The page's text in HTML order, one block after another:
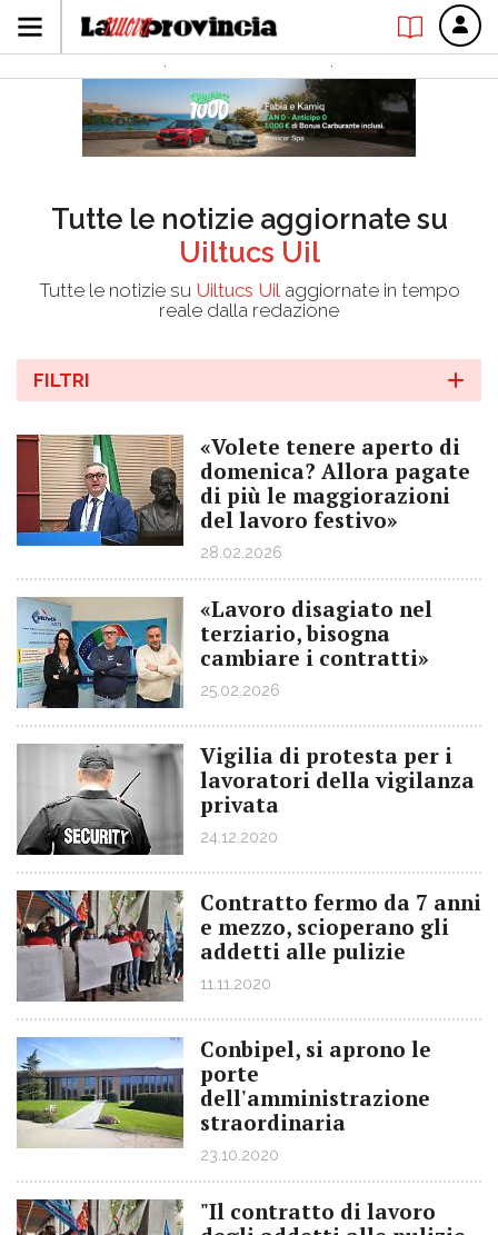
Tutte le notizie aggiornate su
Uiltucs Uil
Tutte le notizie su Uiltucs Uilaggiornate in tempo
reale dalla redazione
FILTRI
«Volete tenere aperto di
domenica? Allora pagate
di più le maggiorazioni
del lavoro festivo»
28.02.2026
«Lavoro disagiato nel
terziario, bisogna
cambiare i contratti»
25.02.2026
Vigilia di protesta per i
lavoratori della vigilanza
privata
24.12.2020
Contratto fermo da 7 anni
e mezzo, scioperano gli
addetti alle pulizie
11.11.2020
Conbipel, si aprono le
porte
dell'amministrazione
straordinaria
23.10.2020
"Il contratto di lavoro